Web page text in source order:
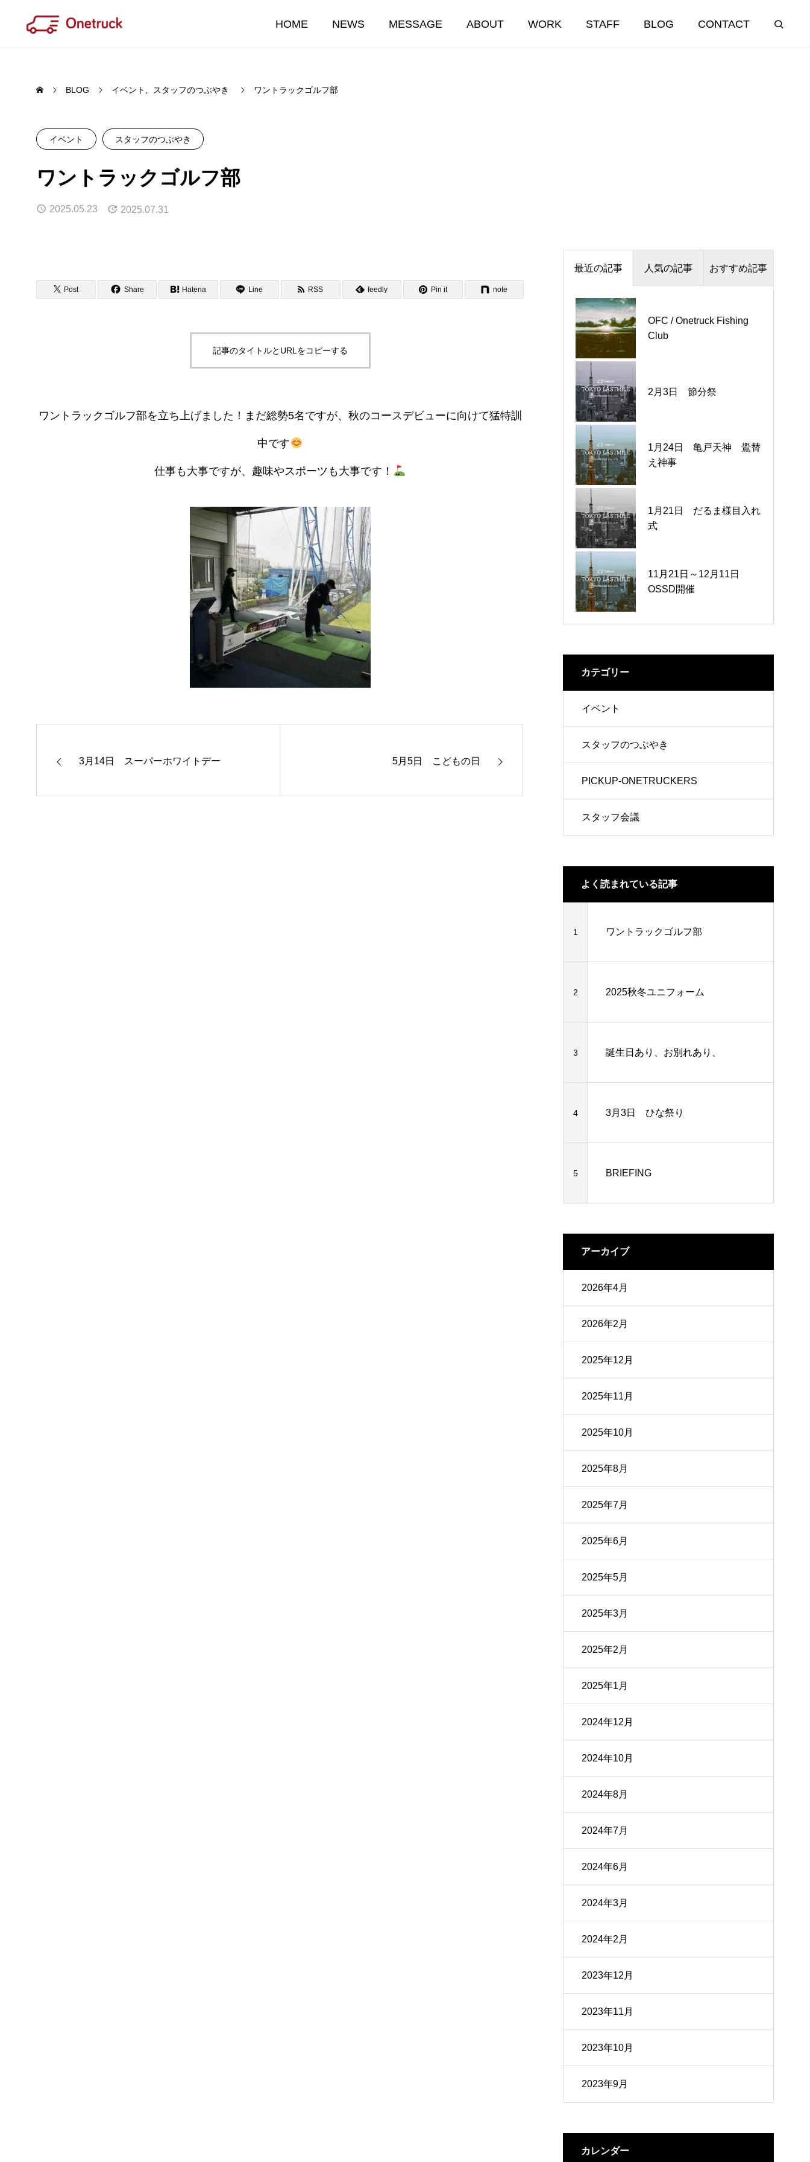
HOME NEWS MESSAGE ABOUT WORK STAFF BLOG CONTACT
WORK QUALITY
Engagement 信頼関係
OFC / Onetruck Fishing Club
BLOG イベント スタッフのつぶやき ワントラックゴルフ部
イベント スタッフのつぶやき
ワントラックゴルフ部
2025.05.23 2025.07.31
Post Share Hatena Line RSS feedly Pin it note
記事のタイトルとURLをコピーする
ワントラックゴルフ部を立ち上げました！まだ総勢5名ですが、秋のコースデビューに向けて猛特訓
中です
仕事も大事ですが、趣味やスポーツも大事です！
3月14日 スーパーホワイトデー 5月5日 こどもの日
最近の記事 人気の記事 おすすめ記事
OFC / Onetruck Fishing
Club
2月3日 節分祭
1月24日 亀戸天神 鷽替
え神事
1月21日 だるま様目入れ
式
11月21日～12月11日
OSSD開催
ワントラックゴルフ部
夏の三連星
OFC / Onetruck Fishing
Club
2025秋冬ユニフォーム
OSSD開催
カテゴリー
イベント
スタッフのつぶやき
PICKUP-ONETRUCKERS
スタッフ会議
よく読まれている記事
1 ワントラックゴルフ部
2 2025秋冬ユニフォーム
3 誕生日あり、お別れあり、
4 3月3日 ひな祭り
5 BRIEFING
アーカイブ
2026年4月
2026年2月
2025年12月
2025年11月
2025年10月
2025年8月
2025年7月
2025年6月
2025年5月
2025年3月
2025年2月
2025年1月
2024年12月
2024年10月
2024年8月
2024年7月
2024年6月
2024年3月
2024年2月
2023年12月
2023年11月
2023年10月
2023年9月
カレンダー